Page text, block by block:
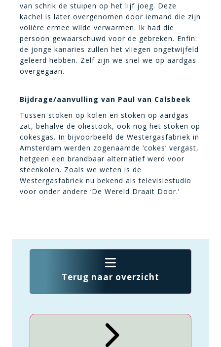
van schrik de stuipen op het lijf joeg. Deze
kachel is later overgenomen door iemand die zijn
volière ermee wilde verwarmen. Ik had die
persoon gewaarschuwd voor de gebreken. Enfin:
de jonge kanaries zullen het vliegen ongetwijfeld
geleerd hebben. Zelf zijn we snel we op aardgas
overgegaan.
Bijdrage/aanvulling van Paul van Calsbeek
Tussen stoken op kolen en stoken op aardgas
zat, behalve de oliestook, ook nog het stoken op
cokesgas. In bijvoorbeeld de Westergasfabriek in
Amsterdam werden zogenaamde ‘cokes’ vergast,
hetgeen een brandbaar alternatief werd voor
steenkolen. Zoals we weten is de
Westergasfabriek nu bekend als televisiestudio
voor onder andere ‘De Wereld Draait Door.’
Terug naar overzicht